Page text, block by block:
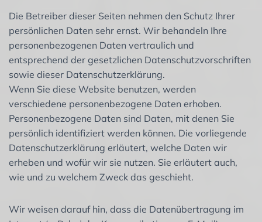
Die Betreiber dieser Seiten nehmen den Schutz Ihrer
persönlichen Daten sehr ernst. Wir behandeln Ihre
personenbezogenen Daten vertraulich und
entsprechend der gesetzlichen Datenschutzvorschriften
sowie dieser Datenschutzerklärung.
Wenn Sie diese Website benutzen, werden
verschiedene personenbezogene Daten erhoben.
Personenbezogene Daten sind Daten, mit denen Sie
persönlich identifiziert werden können. Die vorliegende
Datenschutzerklärung erläutert, welche Daten wir
erheben und wofür wir sie nutzen. Sie erläutert auch,
wie und zu welchem Zweck das geschieht.
Wir weisen darauf hin, dass die Datenübertragung im